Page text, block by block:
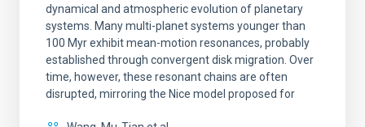
dynamical and atmospheric evolution of planetary
systems. Many multi-planet systems younger than
100 Myr exhibit mean-motion resonances, probably
established through convergent disk migration. Over
time, however, these resonant chains are often
disrupted, mirroring the Nice model proposed for